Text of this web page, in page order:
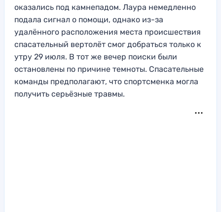
оказались под камнепадом. Лаура немедленно
подала сигнал о помощи, однако из-за
удалённого расположения места происшествия
спасательный вертолёт смог добраться только к
утру 29 июля. В тот же вечер поиски были
остановлены по причине темноты. Спасательные
команды предполагают, что спортсменка могла
получить серьёзные травмы.